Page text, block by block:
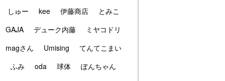
しゅー
kee 伊藤商店
とみこ
GAJA
デューク内藤
ミヤコドリ
magさん
Umising
てんてこまい
ふみ
oda 球体
ぽんちゃん